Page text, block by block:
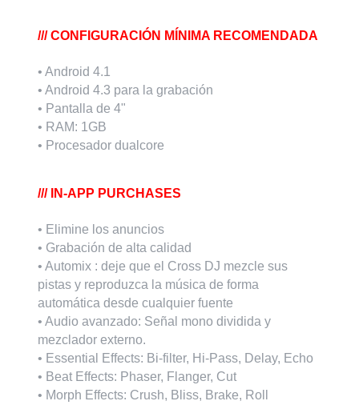
/// CONFIGURACIÓN MÍNIMA RECOMENDADA
• Android 4.1
• Android 4.3 para la grabación
• Pantalla de 4"
• RAM: 1GB
• Procesador dual­core
/// IN-APP PURCHASES
• Elimine los anuncios
• Grabación de alta calidad
• Automix : deje que el Cross DJ mezcle sus
pistas y reproduzca la música de forma
automática desde cualquier fuente
• Audio avanzado: Señal mono dividida y
mezclador externo.
• Essential Effects: Bi-filter, Hi-Pass, Delay, Echo
• Beat Effects: Phaser, Flanger, Cut
• Morph Effects: Crush, Bliss, Brake, Roll